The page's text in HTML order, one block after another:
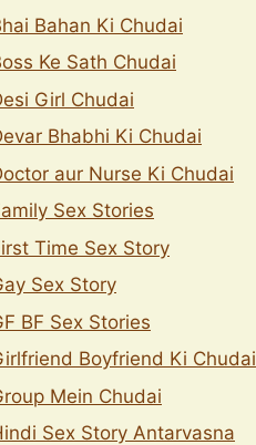
Bahan Ki Chudai
Ke Sath Chudai
Girl Chudai
Bhabhi Ki Chudai
aur Nurse Ki Chudai
Sex Stories
Time Sex Story
Sex Story
BF Sex Stories
Boyfriend Ki Chudai
Mein Chudai
Sex Story Antarvasna